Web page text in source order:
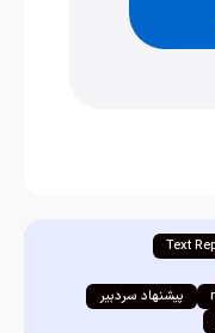
پیشنهاد سردبیر